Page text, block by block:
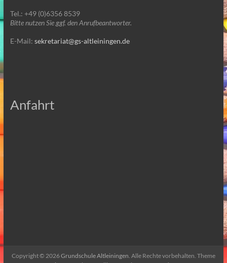
Tel.: +49 (0)6356 8539
Bitte nutzen Sie ggf. den Anrufbeantworter.
E-Mail: sekretariat@gs-altleiningen.de
Anfahrt
Copyright © 2026Grundschule Altleiningen . Alle Rechte vorbehalten. Theme